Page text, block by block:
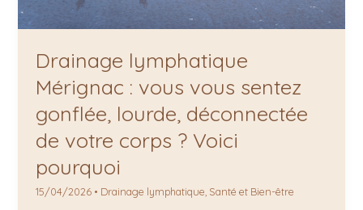
Drainage lymphatique
Mérignac : vous vous sentez
gonflée, lourde, déconnectée
de votre corps ? Voici
pourquoi
15/04/2026 • Drainage lymphatique, Santé et Bien-être